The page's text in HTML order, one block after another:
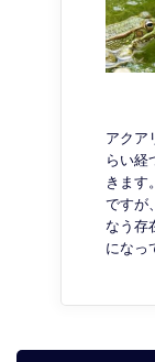
アクア
らい経
きます
ですが
なう存
になっ